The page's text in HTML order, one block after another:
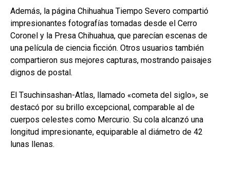
Además, la página Chihuahua Tiempo Severo compartió
impresionantes fotografías tomadas desde el Cerro
Coronel y la Presa Chihuahua, que parecían escenas de
una película de ciencia ficción. Otros usuarios también
compartieron sus mejores capturas, mostrando paisajes
dignos de postal.
El Tsuchinsashan-Atlas, llamado «cometa del siglo», se
destacó por su brillo excepcional, comparable al de
cuerpos celestes como Mercurio. Su cola alcanzó una
longitud impresionante, equiparable al diámetro de 42
lunas llenas.